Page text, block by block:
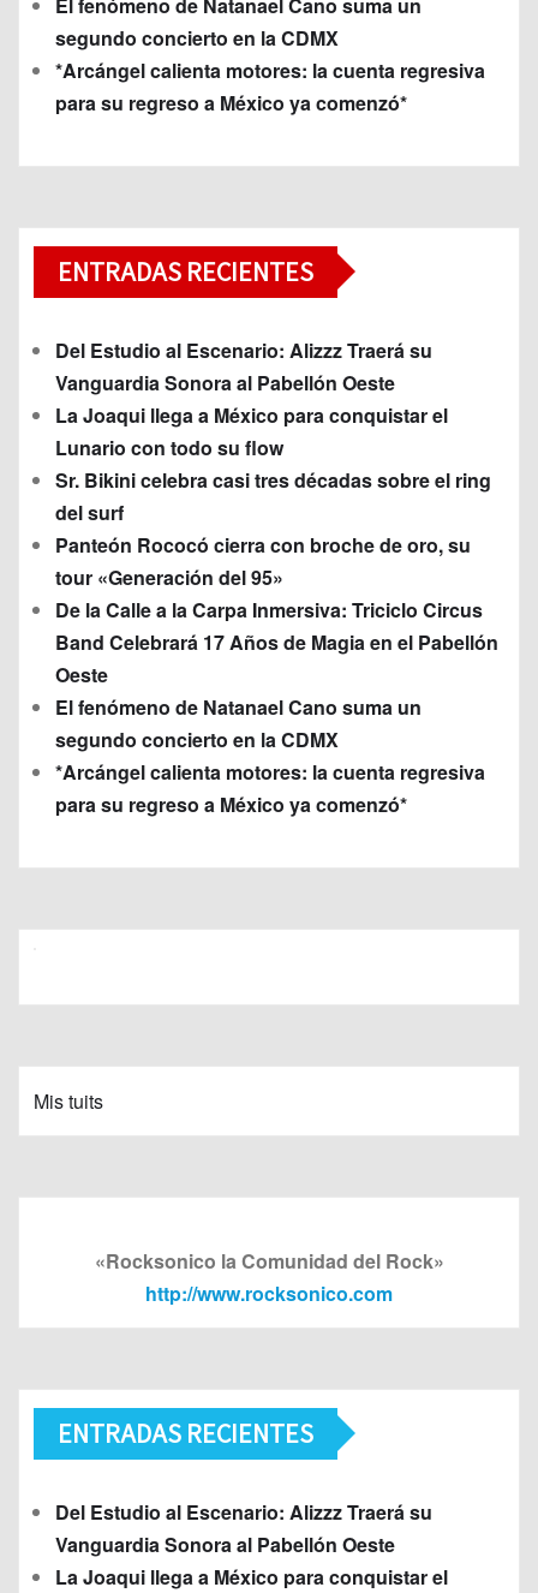
segundo concierto en la CDMX
*Arcángel calienta motores: la cuenta regresiva
para su regreso a México ya comenzó*
ENTRADAS RECIENTES
Del Estudio al Escenario: Alizzz Traerá su
Vanguardia Sonora al Pabellón Oeste
La Joaqui llega a México para conquistar el
Lunario con todo su flow
Sr. Bikini celebra casi tres décadas sobre el ring
del surf
Panteón Rococó cierra con broche de oro, su
tour «Generación del 95»
De la Calle a la Carpa Inmersiva: Triciclo Circus
Band Celebrará 17 Años de Magia en el Pabellón
Oeste
El fenómeno de Natanael Cano suma un
segundo concierto en la CDMX
*Arcángel calienta motores: la cuenta regresiva
para su regreso a México ya comenzó*
Mis tuits
«Rocksonico la Comunidad del Rock»
http://www.rocksonico.com
ENTRADAS RECIENTES
Del Estudio al Escenario: Alizzz Traerá su
Vanguardia Sonora al Pabellón Oeste
La Joaqui llega a México para conquistar el